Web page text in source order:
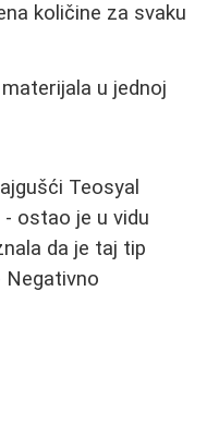
količine za svaku
u jednoj
Teosyal
ostao je u vidu
da je taj tip
Negativno